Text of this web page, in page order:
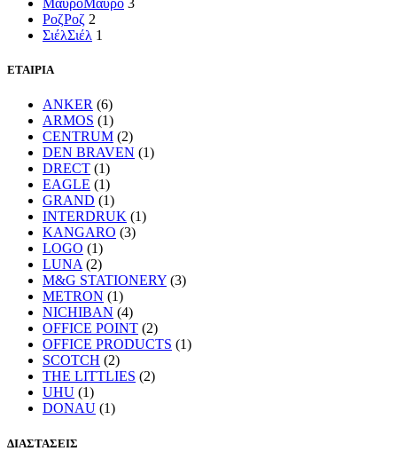
ΜαύροΜαύρο 3
ΡοζΡοζ 2
ΣιέλΣιέλ 1
ΕΤΑΙΡΙΑ
ANKER (6)
ARMOS (1)
CENTRUM (2)
DEN BRAVEN (1)
DRECT (1)
EAGLE (1)
GRAND (1)
INTERDRUK (1)
KANGARO (3)
LOGO (1)
LUNA (2)
M&G STATIONERY (3)
METRON (1)
NICHIBAN (4)
OFFICE POINT (2)
OFFICE PRODUCTS (1)
SCOTCH (2)
THE LITTLIES (2)
UHU (1)
DONAU (1)
ΔΙΑΣΤΑΣΕΙΣ